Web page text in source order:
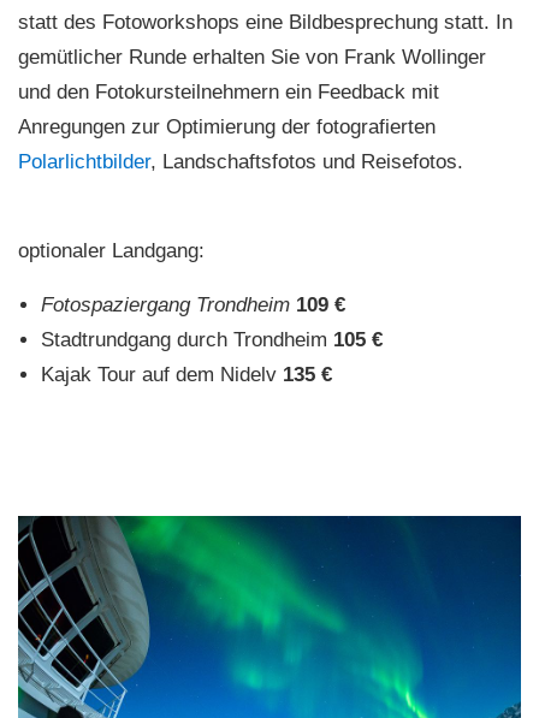
statt des Fotoworkshops eine Bildbesprechung statt. In
gemütlicher Runde erhalten Sie von Frank Wollinger
und den Fotokursteilnehmern ein Feedback mit
Anregungen zur Optimierung der fotografierten
Polarlichtbilder, Landschaftsfotos und Reisefotos.
optionaler Landgang:
Fotospaziergang Trondheim 109 €
Stadtrundgang durch Trondheim 105 €
Kajak Tour auf dem Nidelv 135 €